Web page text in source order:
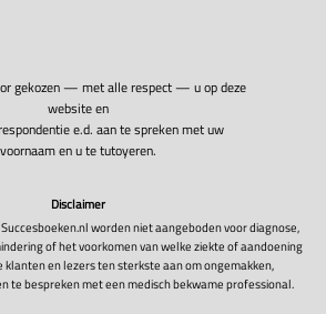
gekozen — met alle respect — u op deze
website en
e.d. aan te spreken met uw
voornaam en u te tutoyeren.
Disclaimer
worden niet aangeboden voor diagnose,
of het voorkomen van welke ziekte of aandoening
klanten en lezers ten sterkste aan om ongemakken,
te bespreken met een medisch bekwame professional.